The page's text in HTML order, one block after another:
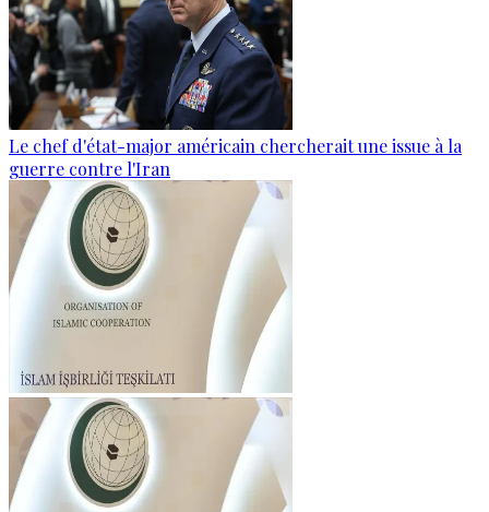
Le chef d'état-major américain chercherait une issue à la
guerre contre l'Iran